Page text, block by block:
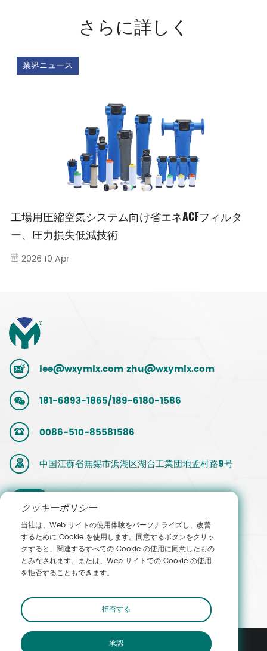
さらに詳しく
業界ニュース
工場用圧縮空気システム向け省エネACFフィルタ
ー、圧力損失低減技術
2026 10 Apr
lee@wxymlx.com zhu@wxymlx.com
181-6893-1865/189-6180-1586
0086-510-85581586
中国江蘇省無錫市浜湖区湖台工業団地孟村路9号
営業担当
者へのお
問い合わ
クッキーポリシー
当社は、Web サイトの使用体験をパーソナライズし、改善
するために Cookie を使用します。同意するボタンをクリッ
クすると、関連するすべての Cookie の使用に同意したもの
とみなされます。または、Web サイトでの Cookie の使用
を拒否することもできます。
拒否する
承認